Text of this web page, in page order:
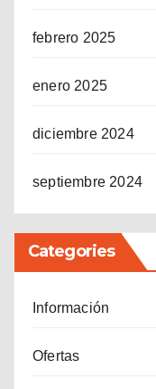
febrero 2025
enero 2025
diciembre 2024
septiembre 2024
Categories
Información
Ofertas